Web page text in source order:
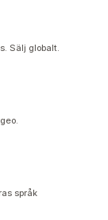
Sälj globalt.
språk